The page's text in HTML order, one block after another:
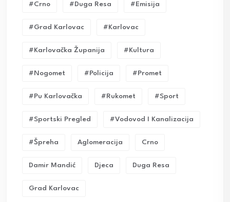
#crno #duga Resa #emisija
#grad Karlovac #karlovac
#karlovačka Županija #kultura
#nogomet #policija #promet
#pu Karlovačka #rukomet #sport
#sportski Pregled #vodovod I Kanalizacija
#Špreha Aglomeracija Crno
Damir Mandić Djeca Duga Resa
Grad Karlovac